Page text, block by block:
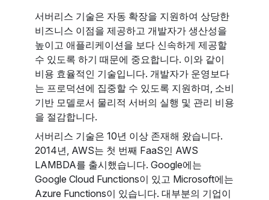
서버리스 기술은 자동 확장을 지원하여 상당한
비즈니스 이점을 제공하고 개발자가 생산성을
높이고 애플리케이션을 보다 신속하게 제공할
수 있도록 하기 때문에 중요합니다. 이와 같이
비용 효율적인 기술입니다. 개발자가 운영보다
는 프로덕션에 집중할 수 있도록 지원하며, 소비
기반 모델로서 물리적 서버의 실행 및 관리 비용
을 절감합니다.
서버리스 기술은 10년 이상 존재해 왔습니다.
2014년, AWS는 첫 번째 FaaS인 AWS
LAMBDA를 출시했습니다. Google에는
Google Cloud Functions이 있고 Microsoft에는
Azure Functions이 있습니다. 대부분의 기업이